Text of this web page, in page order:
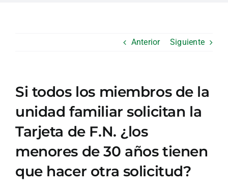
Anterior Siguiente
Si todos los miembros de la
unidad familiar solicitan la
Tarjeta de F.N. ¿los
menores de 30 años tienen
que hacer otra solicitud?